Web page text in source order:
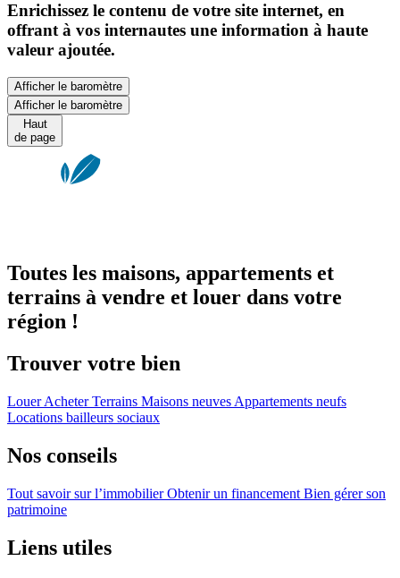
Enrichissez le contenu de votre site internet, en
offrant à vos internautes une information à haute
valeur ajoutée.
Afficher le baromètre
Afficher le baromètre
Haut
de page
Toutes les maisons, appartements et
terrains à vendre et louer dans votre
région !
Trouver votre bien
LouerAcheterTerrains Maisons neuves Appartements neufs
Locations bailleurs sociaux
Nos conseils
Tout savoir sur l’immobilierObtenir un financement Bien gérer son
patrimoine
Liens utiles